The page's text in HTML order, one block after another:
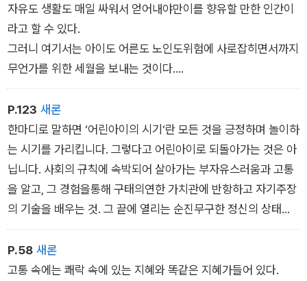
자유도 생활도 매일 싸워서 얻어내야만이를 향유할 만한 인간이
라고 할 수 있다.
그러니 여기서는 아이도 어른도 노인도위험에 사로잡히면서까지
무언가를 위한 세월을 보내는 것이다.
나도 그러한 군중을 바라보며자유로운 토지에서 자유로운 이들
과 살고 싶다.
그러면 순간을 향해 이렇게 외쳐도 좋을 것이다.
P.123 새론
한마디로 말하면 ‘어린아이의 시기‘란 모든 것을 긍정하며 놀이하
는 시기를 가리킵니다. 그렇다고 어린아이로 되돌아가는 것은 아
닙니다. 사회의 규칙에 속박되어 살아가는 부자유스러움과 고통
을 알고, 그 경험을통해 구태의연한 가치관에 반항하고 자기주장
의 기술을 배우는 것. 그 끝에 열리는 순진무구한 정신의 상태
를 의미합니다. 바꿔 말하면 정신이 ‘어린아이의 시기‘
에 도달하면 자신을 전부 긍정하고 새로운 가치를 만들어낼 수 있
다는 것입니다.
P.58 새론
고통 속에는 쾌락 속에 있는 지혜와 똑같은 지혜가들어 있다.